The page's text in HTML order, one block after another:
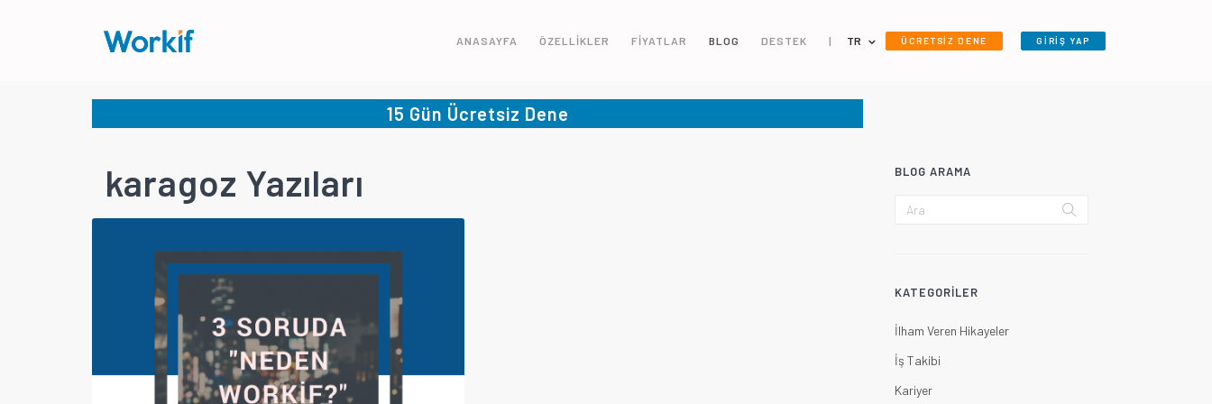
ANASAYFA ÖZELLİKLER FİYATLAR BLOG DESTEK | TR ÜCRETSİZ DENE GİRİŞ YAP
15 Gün Ücretsiz Dene
karagoz Yazıları BLOG ARAMA
KATEGORILER
İlham Veren Hikayeler
İş Takibi
Kariyer